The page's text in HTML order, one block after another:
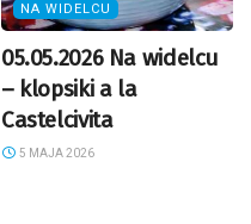
NA WIDELCU
05.05.2026 Na widelcu
– klopsiki a la
Castelcivita
5 MAJA 2026